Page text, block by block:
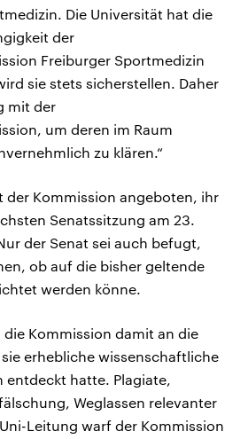
Die Universität hat die
der
Freiburger Sportmedizin
sie stets sicherstellen. Daher
mit der
um deren im Raum
zu klären.“
der Kommission angeboten, ihr
Senatssitzung am 23.
der Senat sei auch befugt,
ob auf die bisher geltende
werden könne.
Kommission damit an die
erhebliche wissenschaftliche
entdeckt hatte. Plagiate,
Weglassen relevanter
Leitung warf der Kommission